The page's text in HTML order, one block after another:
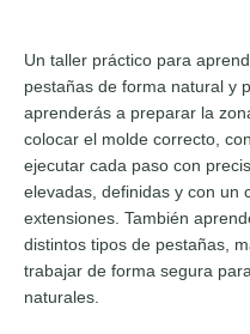
Un taller práctico para
pestañas de forma natural y
aprenderás a preparar la
colocar el molde correcto,
ejecutar cada paso con
elevadas, definidas y con un
extensiones. También
distintos tipos de pestañas,
trabajar de forma segura
naturales.